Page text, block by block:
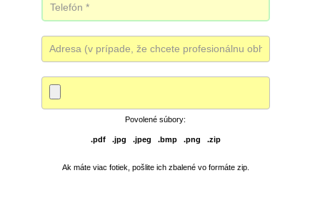
Povolené súbory:
.pdf .jpg .jpeg .bmp .png .zip
Ak máte viac fotiek, pošlite ich zbalené vo formáte zip.